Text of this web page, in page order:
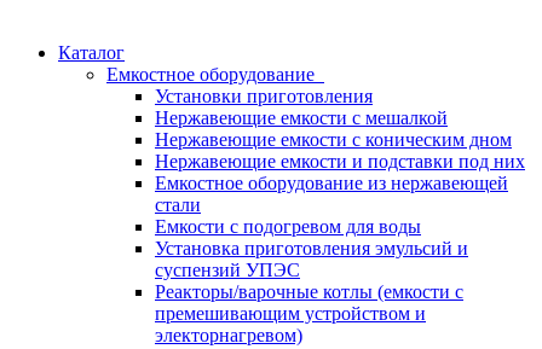
Каталог
Емкостное оборудование
Установки приготовления
Нержавеющие емкости с мешалкой
Нержавеющие емкости с коническим дном
Нержавеющие емкости и подставки под них
Емкостное оборудование из нержавеющей
стали
Емкости с подогревом для воды
Установка приготовления эмульсий и
суспензий УПЭС
Реакторы/варочные котлы (емкости с
премешивающим устройством и
электорнагревом)